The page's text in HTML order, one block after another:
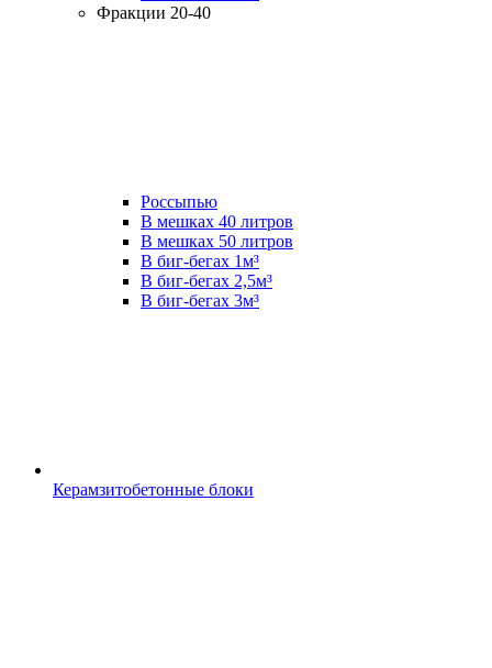
Фракции 20-40
Россыпью
В мешках 40 литров
В мешках 50 литров
В биг-бегах 1м³
В биг-бегах 2,5м³
В биг-бегах 3м³
Керамзитобетонные блоки